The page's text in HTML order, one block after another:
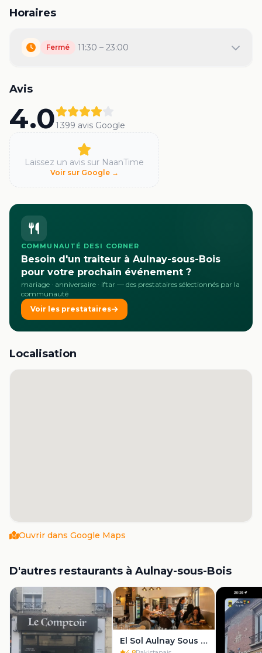
Horaires
Fermé 11:30 – 23:00
Avis
4.01 399 avis Google
Laissez un avis sur NaanTime
Voir sur Google →
COMMUNAUTÉ DESI CORNER
Besoin d'un traiteur à Aulnay-sous-Bois
pour votre prochain événement ?
mariage · anniversaire · iftar — des prestataires sélectionnés par la
communauté
Voir les prestataires
Localisation
Ouvrir dans Google Maps
D'autres restaurants à Aulnay-sous-Bois
El Sol Aulnay Sous Bois